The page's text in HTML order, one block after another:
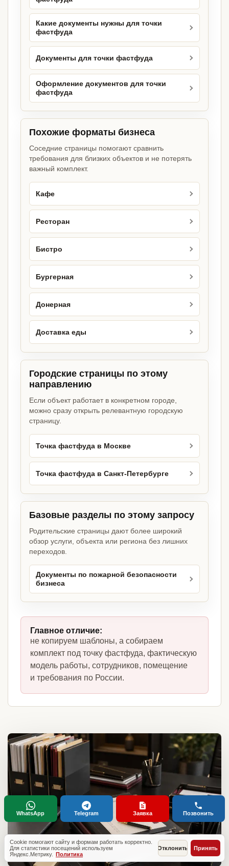
Какие документы нужны для точки
фастфуда
Документы для точки фастфуда
Оформление документов для точки
фастфуда
Похожие форматы бизнеса
Соседние страницы помогают сравнить
требования для близких объектов и не потерять
важный комплект.
Кафе
Ресторан
Бистро
Бургерная
Донерная
Доставка еды
Городские страницы по этому
направлению
Если объект работает в конкретном городе,
можно сразу открыть релевантную городскую
страницу.
Точка фастфуда в Москве
Точка фастфуда в Санкт-Петербурге
Базовые разделы по этому запросу
Родительские страницы дают более широкий
обзор услуги, объекта или региона без лишних
переходов.
Документы по пожарной безопасности
бизнеса
Главное отличие:
не копируем шаблоны, а собираем
комплект под точку фастфуда, фактическую
модель работы, сотрудников, помещение
и требования по России.
Cookie помогают сайту и формам работать корректно.
Для статистики посещений используем
Яндекс.Метрику. Политика
Отклонить Принять
WhatsApp Telegram Заявка Позвонить